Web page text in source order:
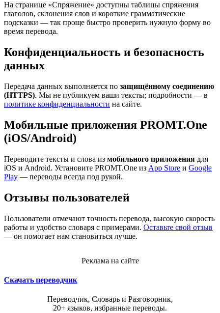
На странице «Спряжение» доступны таблицы спряжения
глаголов, склонения слов и короткие грамматические
подсказки — так проще быстро проверить нужную форму во
время перевода.
Конфиденциальность и безопасность
данных
Передача данных выполняется по защищённому соединению
(HTTPS). Мы не публикуем ваши тексты; подробности — в
политике конфиденциальности на сайте.
Мобильные приложения PROMT.One
(iOS/Android)
Переводите тексты и слова из мобильного приложения для
iOS и Android. Установите PROMT.One из App Store и Google
Play — переводы всегда под рукой.
Отзывы пользователей
Пользователи отмечают точность перевода, высокую скорость
работы и удобство словаря с примерами. Оставьте свой отзыв
— он помогает нам становиться лучше.
Реклама на сайте
Скачать переводчик
Переводчик, Словарь и Разговорник,
20+ языков, избранные переводы.